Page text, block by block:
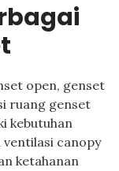
open, genset
ruang genset
kebutuhan
ventilasi canopy
ketahanan